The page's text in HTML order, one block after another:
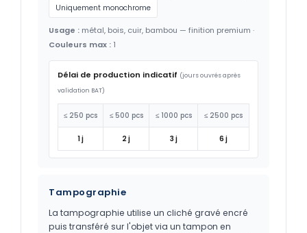
Uniquement monochrome
Usage : métal, bois, cuir, bambou — finition premium ·
Couleurs max : 1
Délai de production indicatif (jours ouvrés après
validation BAT)
≤ 250 pcs ≤ 500 pcs ≤ 1000 pcs ≤ 2500 pcs
1 j 2 j 3 j 6 j
Tampographie
La tampographie utilise un cliché gravé encré
puis transféré sur l'objet via un tampon en